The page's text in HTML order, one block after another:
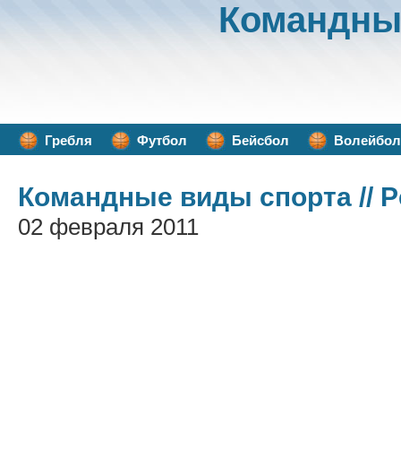
Гребля Футбол Бейсбол Волейбол
Командные виды спорта //
02 февраля 2011